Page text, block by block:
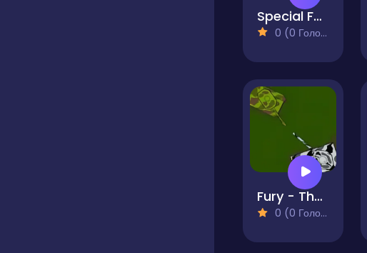
Special Forces War Zombie Attack
0 (0 Голосів)
Fury - The Tank Battle
0 (0 Голосів)